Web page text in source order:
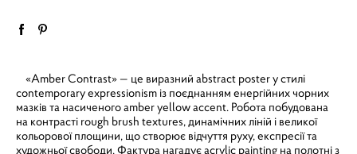
«Amber Contrast» — це виразний abstract poster у стилі
contemporary expressionism із поєднанням енергійних чорних
мазків та насиченого amber yellow accent. Робота побудована
на контрасті rough brush textures, динамічних ліній і великої
кольорової площини, що створює відчуття руху, експресії та
художньої свободи. Фактура нагадує acrylic painting на полотні з